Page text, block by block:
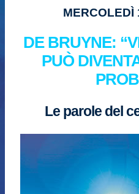
MERCOLEDÌ
DE BRUYNE:
PUÒ
Le parole del